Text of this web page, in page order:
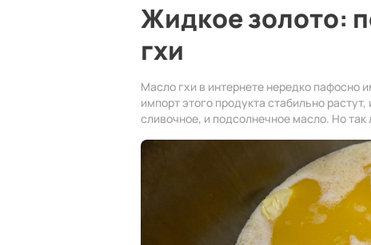
Жидкое золото:
гхи
Масло гхи в интернете нередко пафосно
импорт этого продукта стабильно
сливочное, и подсолнечное масло. Но так